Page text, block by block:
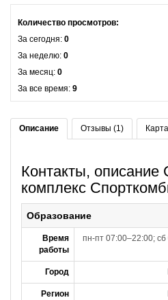
Количество просмотров:
За сегодня: 0
За неделю: 0
За месяц: 0
За все время: 9
Описание Отзывы (1) Карта
Контакты, описание
комплекс
Образование
Время
работы
пн-пт 07:00–22:00;
Город
Регион